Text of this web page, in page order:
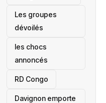
Les groupes
dévoilés
les chocs
annoncés
‎RD Congo
Davignon emporte